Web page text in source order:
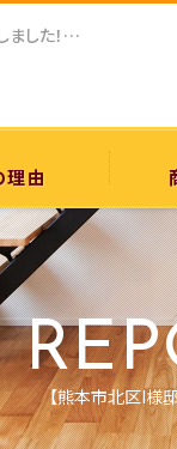
熊本で平屋なら平屋スタイル工房の【熊本市北区I様邸】配筋検査が完了しました！をご紹介
理由
【熊本市北区I様